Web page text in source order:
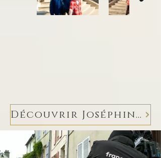
Découvrir Joséphine Baker à Épernon